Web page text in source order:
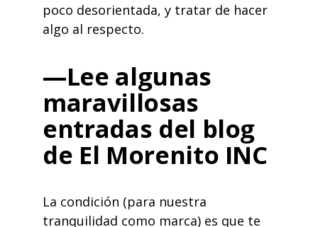
poco desorientada, y tratar de hacer
algo al respecto.
—Lee algunas
maravillosas
entradas del blog
de El Morenito INC
La condición (para nuestra
tranquilidad como marca) es que te